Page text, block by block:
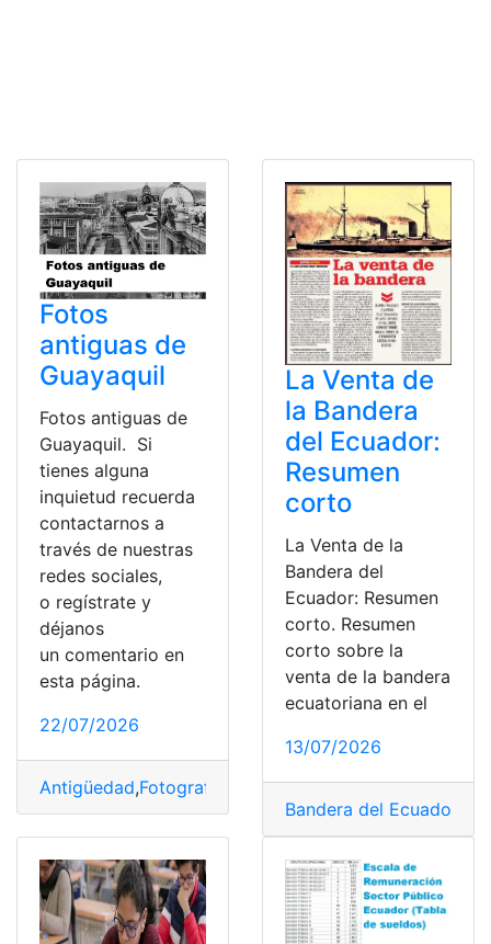
Fotos
antiguas de
Guayaquil
Fotos antiguas de
Guayaquil. Si
tienes alguna
inquietud recuerda
contactarnos a
través de nuestras
redes sociales,
o regístrate y
déjanos
un comentario en
esta página.
22/07/2026
Antigüedad,Fotografía Fotografías,Fotos,Gobierno,
La Venta de
la Bandera
del Ecuador:
Resumen
corto
La Venta de la
Bandera del
Ecuador: Resumen
corto. Resumen
corto sobre la
venta de la bandera
ecuatoriana en el
13/07/2026
Bandera del Ecuador